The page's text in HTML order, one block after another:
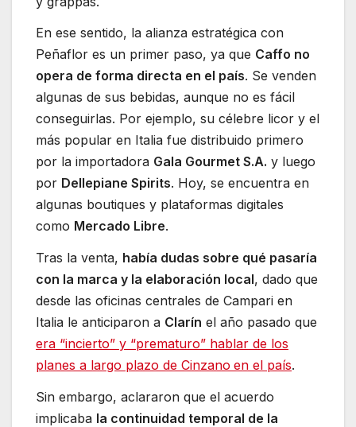
En ese sentido, la alianza estratégica con
Peñaflor es un primer paso, ya que Caffo no
opera de forma directa en el país. Se venden
algunas de sus bebidas, aunque no es fácil
conseguirlas. Por ejemplo, su célebre licor y el
más popular en Italia fue distribuido primero
por la importadora Gala Gourmet S.A. y luego
por Dellepiane Spirits. Hoy, se encuentra en
algunas boutiques y plataformas digitales
como Mercado Libre.
Tras la venta, había dudas sobre qué pasaría
con la marca y la elaboración local, dado que
desde las oficinas centrales de Campari en
Italia le anticiparon a Clarín el año pasado que
era “incierto” y “prematuro” hablar de los
planes a largo plazo de Cinzano en el país.
Sin embargo, aclararon que el acuerdo
implicaba la continuidad temporal de la